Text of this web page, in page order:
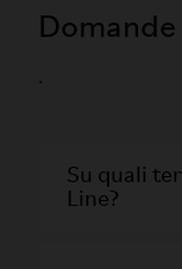
.
Su quali
Line?